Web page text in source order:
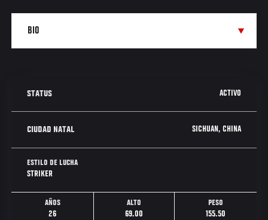
STATUS ACTIVO
CIUDAD NATAL SICHUAN, CHINA
ESTILO DE LUCHA
STRIKER
AÑOS
26
ALTO
69.00
PESO
155.50